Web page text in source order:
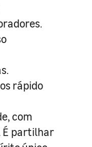
rápido
com
É partilhar